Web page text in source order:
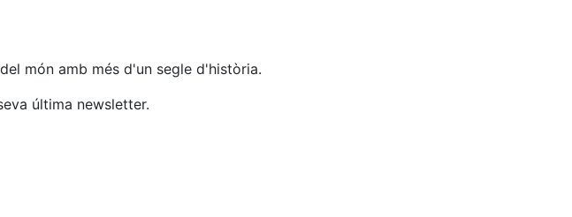
món amb més d'un segle d'història.
última newsletter.